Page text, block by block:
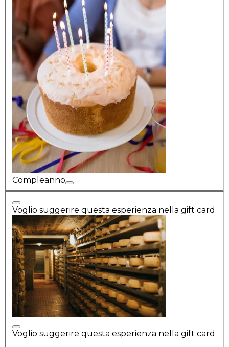
Compleanno
Voglio suggerire questa esperienza nella gift card
Voglio suggerire questa esperienza nella gift card